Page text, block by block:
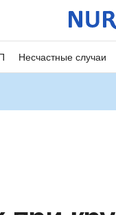
Несчастные случаи